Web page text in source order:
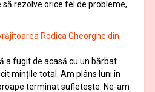
să rezolve orice fel de probleme,
Rodica Gheorghe din
a fugit de acasă cu un bărbat
mințile total. Am plâns luni în
terminat sufletește. Ne-am